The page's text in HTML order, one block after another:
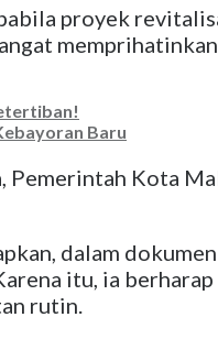
proyek
Baru
Kota
dalam
itu, ia
rutin.